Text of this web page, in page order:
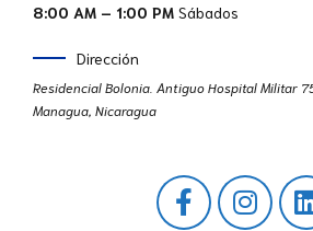
8:00 AM – 1:00 PM Sábados
Dirección
Residencial Bolonia. Antiguo Hospital Militar
Managua, Nicaragua